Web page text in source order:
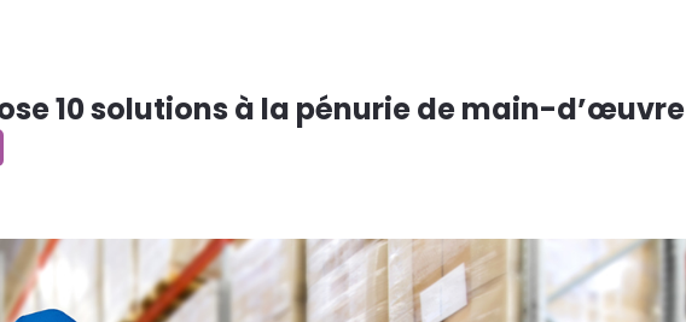
10 solutions à la pénurie de main-d’œuvre